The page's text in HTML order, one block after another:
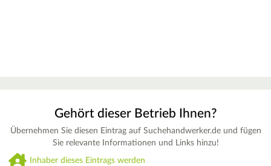
Gehört dieser Betrieb Ihnen?
Übernehmen Sie diesen Eintrag auf Suchehandwerker.de und fügen
Sie relevante Informationen und Links hinzu!
Inhaber dieses Eintrags werden